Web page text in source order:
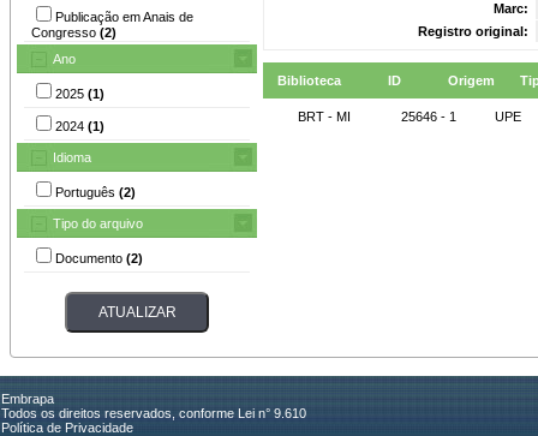
Publicação em Anais de
Congresso (2)
Ano
2025 (1)
2024 (1)
Idioma
Português (2)
Tipo do arquivo
Documento (2)
Marc:
Registro original:
Biblioteca ID Origem
BRT - MI 25646 - 1 UPE
Embrapa
Todos os direitos reservados, conforme Lei n° 9.610
Política de Privacidade